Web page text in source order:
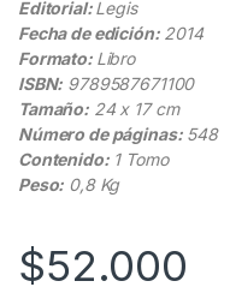
Editorial:Legis
Fecha de edición:2014
Formato: Libro
ISBN: 9789587671100
Tamaño: 24 x 17 cm
Número de páginas:548
Contenido:1 Tomo
Peso: 0,8 Kg
$52.000